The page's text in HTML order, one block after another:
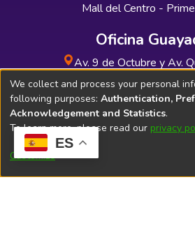
ES
Mall del Centro -
Oficina
Av. 9 de Octubre y Av.
INDUAUTO -
Soporte Técnico
We collect and process your personal
following purposes: Authentication,
Acknowledgement and Statistics.
To learn more, please read our privacy
Customize